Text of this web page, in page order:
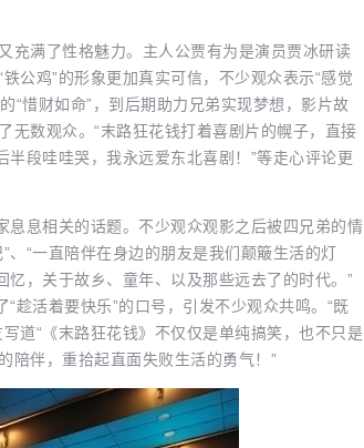
满了性格魅力。主人公贾有为是演员贾冰研读
公鸡”的形象更加真实可信，不少观众表示“感觉
“惜财如命”，到后期助力兄弟实现梦想，影片故
无数观众。“末路狂花钱打着喜剧片的幌子，直接
段哇哇哭，我永远爱东北喜剧！”等走心评论更
息相关的话题。不少观众观影之后被四兄弟的情
“一直陪伴在身边的朋友是我们颠簸生活的灯
，关于故乡、童年、以及那些远去了的时代。”
趁活着要快乐”的口号，引发不少观众共鸣。“既
道“《末路狂花钱》不仅仅是单纯搞笑，也不只是
陪伴，重拾起直面失败生活的勇气！”
新一年又一年》收官 时代变迁中的百姓
活史
芯新知日报 2026-06-16